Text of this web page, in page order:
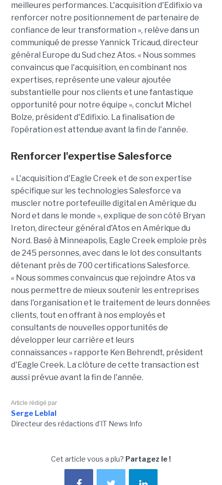
meilleures performances. L'acquisition d'Edifixio va
renforcer notre positionnement de partenaire de
confiance de leur transformation », relève dans un
communiqué de presse Yannick Tricaud, directeur
général Europe du Sud chez Atos. « Nous sommes
convaincus que l'acquisition, en combinant nos
expertises, représente une valeur ajoutée
substantielle pour nos clients et une fantastique
opportunité pour notre équipe », conclut Michel
Bolze, président d'Edifixio. La finalisation de
l'opération est attendue avant la fin de l'année.
Renforcer l'expertise Salesforce
« L'acquisition d'Eagle Creek et de son expertise
spécifique sur les technologies Salesforce va
muscler notre portefeuille digital en Amérique du
Nord et dans le monde », explique de son côté Bryan
Ireton, directeur général d'Atos en Amérique du
Nord. Basé à Minneapolis, Eagle Creek emploie près
de 245 personnes, avec dans le lot des consultants
détenant près de 700 certifications Salesforce.
« Nous sommes convaincus que rejoindre Atos va
nous permettre de mieux soutenir les entreprises
dans l'organisation et le traitement de leurs données
clients, tout en offrant à nos employés et
consultants de nouvelles opportunités de
développer leur carrière et leurs
connaissances » rapporte Ken Behrendt, président
d'Eagle Creek. La clôture de cette transaction est
aussi prévue avant la fin de l'année.
Article rédigé par
Serge Leblal
Directeur des rédactions d'IT News Info
Cet article vous a plu? Partagez le !